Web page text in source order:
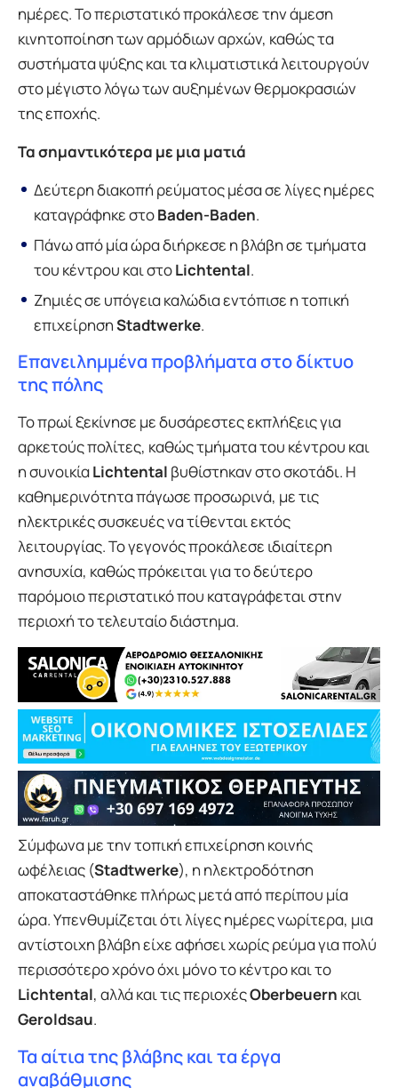
ημέρες. Το περιστατικό προκάλεσε την άμεση
κινητοποίηση των αρμόδιων αρχών, καθώς τα
συστήματα ψύξης και τα κλιματιστικά λειτουργούν
στο μέγιστο λόγω των αυξημένων θερμοκρασιών
της εποχής.
Τα σημαντικότερα με μια ματιά
Δεύτερη διακοπή ρεύματος μέσα σε λίγες ημέρες
καταγράφηκε στοBaden-Baden.
Πάνω από μία ώρα διήρκεσε η βλάβη σε τμήματα
του κέντρου και στοLichtental.
Ζημιές σε υπόγεια καλώδια εντόπισε η τοπική
επιχείρησηStadtwerke.
Επανειλημμένα προβλήματα στο δίκτυο
της πόλης
Το πρωί ξεκίνησε με δυσάρεστες εκπλήξεις για
αρκετούς πολίτες, καθώς τμήματα του κέντρου και
η συνοικίαLichtental βυθίστηκαν στο σκοτάδι. Η
καθημερινότητα πάγωσε προσωρινά, με τις
ηλεκτρικές συσκευές να τίθενται εκτός
λειτουργίας. Το γεγονός προκάλεσε ιδιαίτερη
ανησυχία, καθώς πρόκειται για το δεύτερο
παρόμοιο περιστατικό που καταγράφεται στην
περιοχή το τελευταίο διάστημα.
Σύμφωνα με την τοπική επιχείρηση κοινής
ωφέλειας (Stadtwerke), η ηλεκτροδότηση
αποκαταστάθηκε πλήρως μετά από περίπου μία
ώρα. Υπενθυμίζεται ότι λίγες ημέρες νωρίτερα, μια
αντίστοιχη βλάβη είχε αφήσει χωρίς ρεύμα για πολύ
περισσότερο χρόνο όχι μόνο το κέντρο και το
Lichtental, αλλά και τις περιοχέςOberbeuern και
Geroldsau.
Τα αίτια της βλάβης και τα έργα
αναβάθμισης